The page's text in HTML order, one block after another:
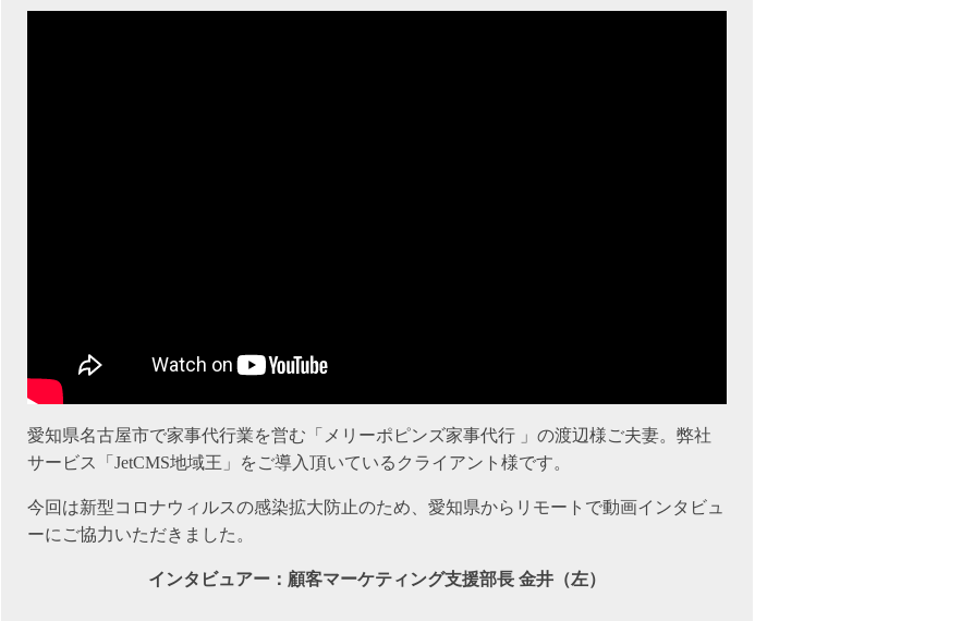
愛知県名古屋市で家事代行業を営む「メリーポピンズ家事代行 」の渡辺様ご夫妻。弊社
サービス「JetCMS地域王」をご導入頂いているクライアント様です。
今回は新型コロナウィルスの感染拡大防止のため、愛知県からリモートで動画インタビュ
ーにご協力いただきました。
インタビュアー：顧客マーケティング支援部長 金井（左）